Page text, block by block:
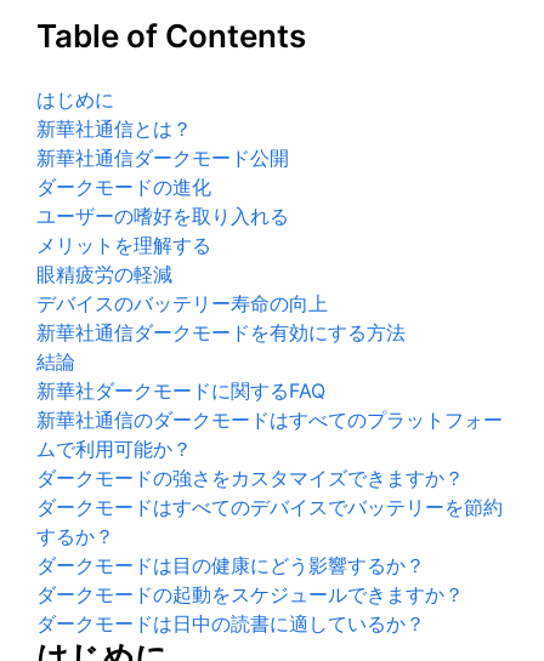
Table of Contents
はじめに
新華社通信とは？
新華社通信ダークモード公開
ダークモードの進化
ユーザーの嗜好を取り入れる
メリットを理解する
眼精疲労の軽減
デバイスのバッテリー寿命の向上
新華社通信ダークモードを有効にする方法
結論
新華社ダークモードに関するFAQ
新華社通信のダークモードはすべてのプラットフォー
ムで利用可能か？
ダークモードの強さをカスタマイズできますか？
ダークモードはすべてのデバイスでバッテリーを節約
するか？
ダークモードは目の健康にどう影響するか？
ダークモードの起動をスケジュールできますか？
ダークモードは日中の読書に適しているか？